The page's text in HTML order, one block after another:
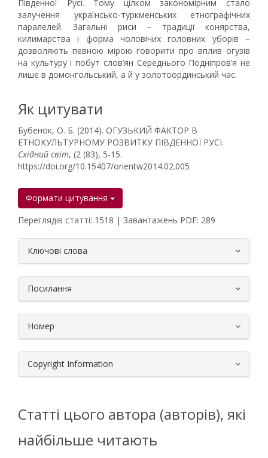
Південної Русі. Тому цілком закономірним стало
залучення українсько-туркменських етнографічних
паралелей. Загальні риси – традиції конярства,
килимарства і форма чоловічих головних уборів –
дозволяють певною мірою говорити про вплив огузів
на культуру і побут слов’ян Середнього Подніпров’я не
лише в домонгольський, а й у золотоординський час.
Як цитувати
Бубенок, О. Б. (2014). ОГУЗЬКИЙ ФАКТОР В
ЕТНОКУЛЬТУРНОМУ РОЗВИТКУ ПІВДЕННОЇ РУСІ.
Східний світ, (2 (83), 5-15.
https://doi.org/10.15407/orientw2014.02.005
Формати цитування
Переглядів статті: 1518 | Завантажень PDF: 289
Ключові слова
Посилання
Номер
Copyright Information
Статті цього автора (авторів), які
найбільше читають